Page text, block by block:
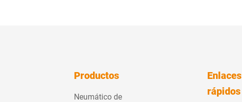
Productos
Neumático de
Enlaces
rápidos